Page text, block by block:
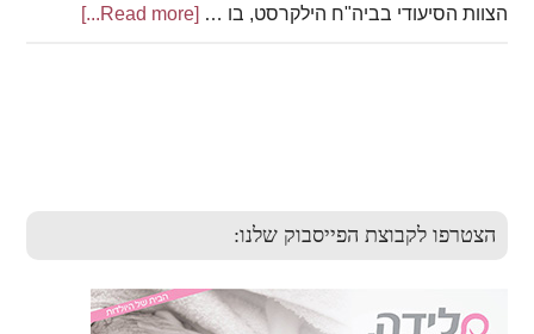
הצוות הסיעודי בביה"ח הילקרסט, בו … [Read more...]
about
לילודים-
כך
הצטרפו לקבוצת הפייסבוק שלנו: